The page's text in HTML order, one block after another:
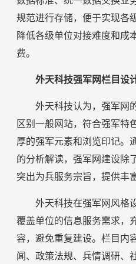
规范进行存储，便于实现各
降低各级单位对接难度和成
费。
外天科技强军网栏目设
外天科技认为，强军网
区别一般网站，符合强军特
厚的强军元素和浏览印记。
的分析解读，强军网建设除
突出为兵服务宗旨，提供丰
外天科技在强军网风格
覆盖单位的信息服务需求，
容，避免重复建设。栏目内
闻、政策法规、兵情调研、